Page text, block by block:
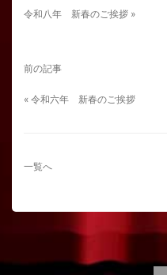
前の記事
« 令和六年 新春のご挨拶
一覧へ
令和八年 新春のご挨拶 »